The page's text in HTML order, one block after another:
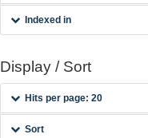
Indexed in
Display / Sort
Hits per page: 20
Sort